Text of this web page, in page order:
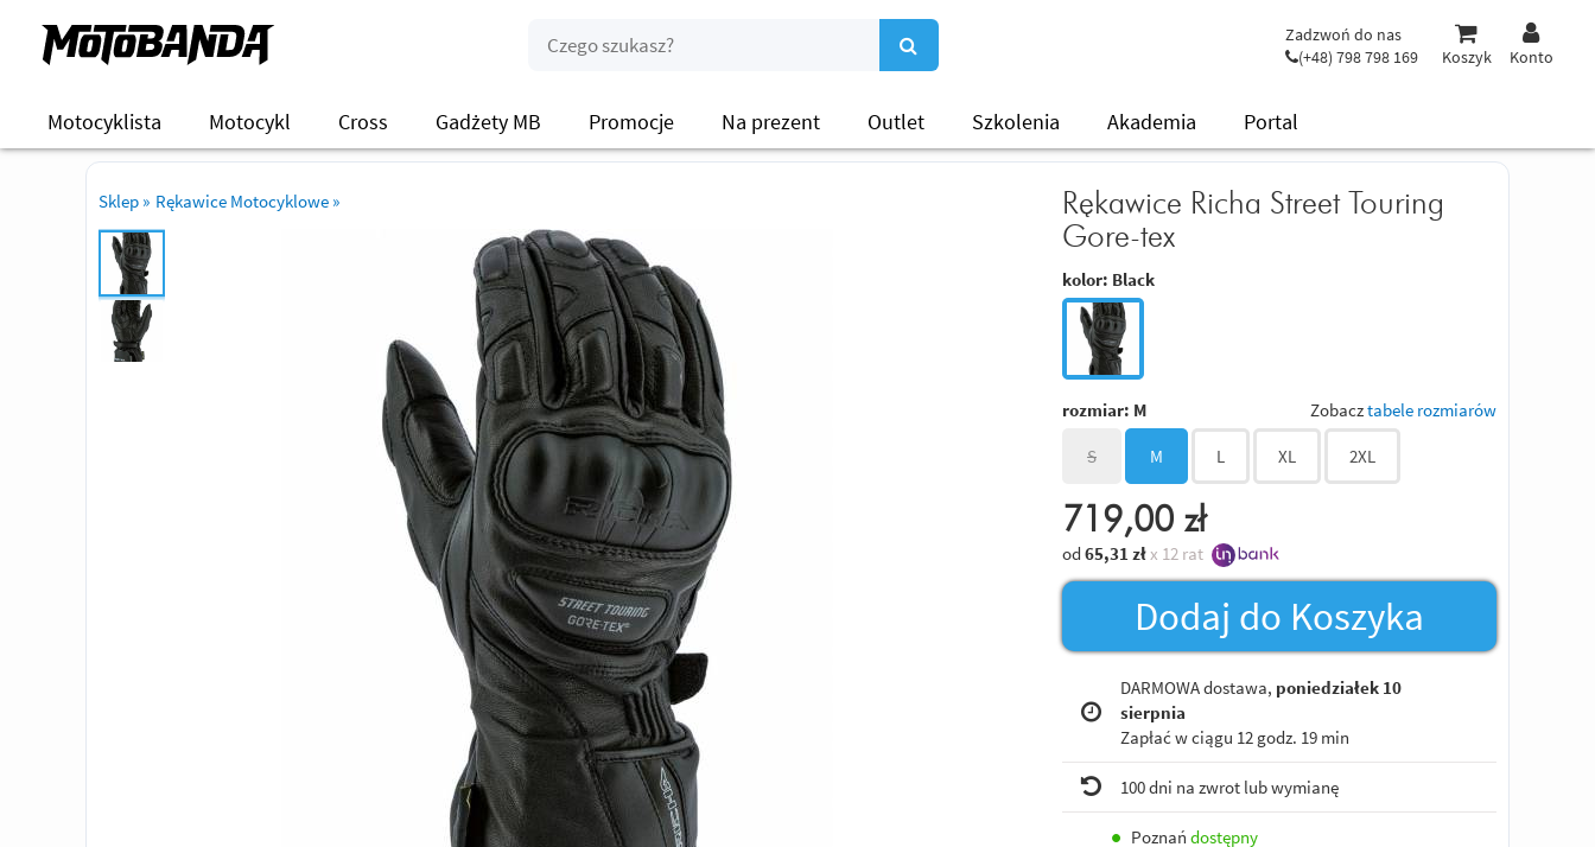
Zadzwoń do nas
(+48) 798 798 169
Koszyk Konto
Motocyklista Motocykl Cross Gadżety MB Promocje Na prezent Outlet Szkolenia Akademia Portal
Sklep » Rękawice Motocyklowe »
Rękawice Richa Street Touring
Gore-tex
kolor: Black
rozmiar: M Zobacztabele rozmiarów
S M L XL 2XL
719,00 zł
od 65,31 zł x 12 rat
Dodaj do Koszyka
DARMOWA dostawa, poniedziałek 10
sierpnia
Zapłać w ciągu 12 godz. 19 min
100 dni na zwrot lub wymianę
● Poznań dostępny